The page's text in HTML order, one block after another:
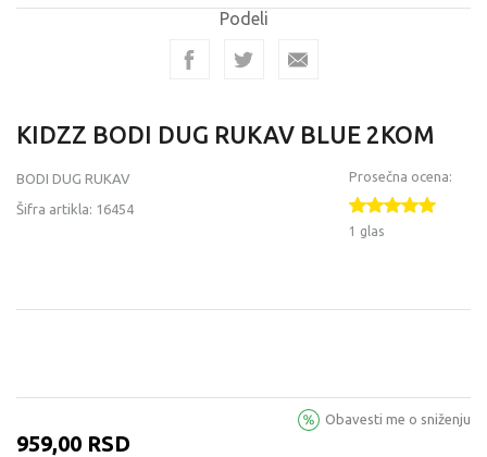
Podeli
KIDZZ BODI DUG RUKAV BLUE 2KOM
BODI DUG RUKAV
Šifra artikla: 16454
Prosečna ocena:
1 glas
959,00 RSD
Obavesti me o sniženju